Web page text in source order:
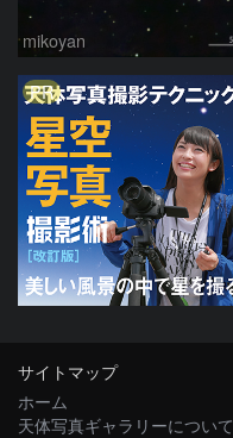
mikoyan
PR
サイトマップ
ホーム
天体写真ギャラリーについて